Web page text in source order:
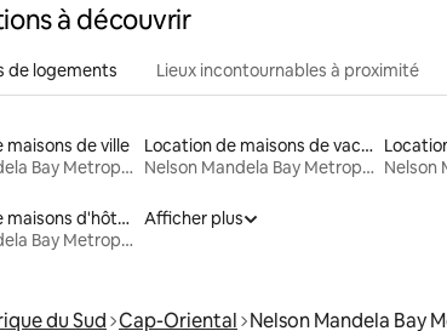
à découvrir
de logements Lieux incontournables à proximité
maisons de ville
Nelson Mandela Bay Metropolitan Municipality
Location de maisons de vacances
Nelson Mandela Bay Metropolitan Municipality
Locations de maisons d'hôtes
Nelson Mandela Bay Metropolitan Municipality
Afficher plus
du Sud Cap-Oriental Nelson Mandela Bay